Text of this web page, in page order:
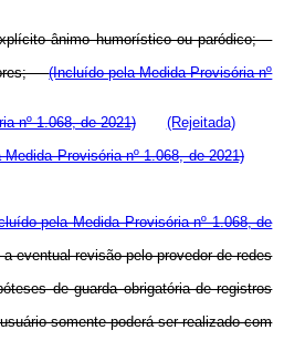
ânimo humorístico ou paródico;
(Incluído pela Medida Provisória nº
nº 1.068, de 2021)
(Rejeitada)
Provisória nº 1.068, de 2021)
pela Medida Provisória nº 1.068, de
eventual revisão pelo provedor de redes
de guarda obrigatória de registros
somente poderá ser realizado com